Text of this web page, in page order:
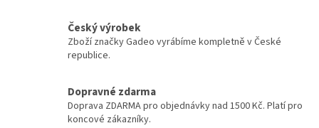
Český výrobek
Zboží značky Gadeo vyrábíme kompletně v České
republice.
Dopravné zdarma
Doprava ZDARMA pro objednávky nad 1500 Kč. Platí pro
koncové zákazníky.